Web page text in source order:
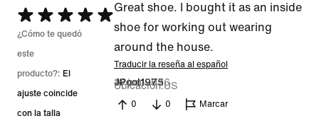
Se
calificó
con
5
de
5
¿Cómo te quedó
este
producto?: El
ajuste coincide
con la talla
Great shoe. I bought it as an inside
shoe for working out wearing
around the house.
Traducir la reseña al español
JPool1975
16 jun 2026
Ubicación US
0 0 Marcar